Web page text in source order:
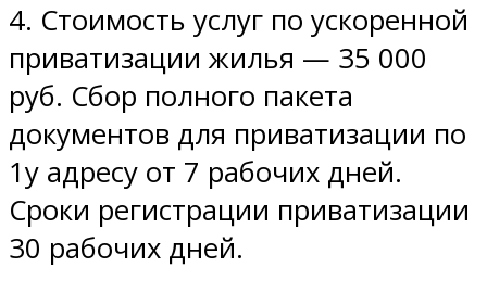
4. Cтоимость услуг по ускоренной
приватизации жилья — 35 000
руб. Сбор полного пакета
документов для приватизации по
1у адресу от 7 рабочих дней.
Сроки регистрации приватизации
30 рабочих дней.